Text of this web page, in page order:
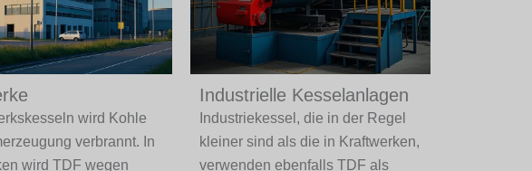
wird Kohle
verbrannt. In
wird TDF wegen
Industrielle Kesselanlagen
Industriekessel, die in der Regel
kleiner sind als die in Kraftwerken,
verwenden ebenfalls TDF als